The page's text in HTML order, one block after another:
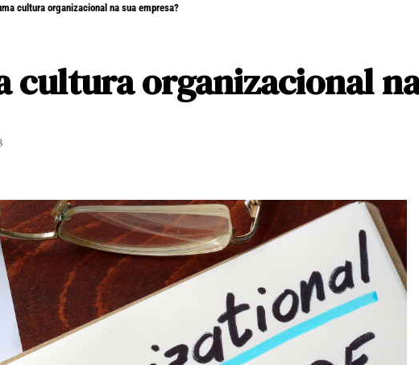
cultura organizacional na sua empresa?
cultura organizacional